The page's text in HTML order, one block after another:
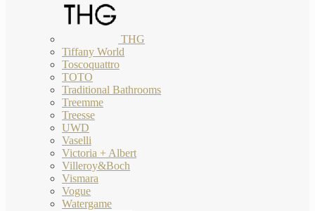
THG
Tiffany World
Toscoquattro
TOTO
Traditional Bathrooms
Treemme
Treesse
UWD
Vaselli
Victoria + Albert
Villeroy&Boch
Vismara
Vogue
Watergame